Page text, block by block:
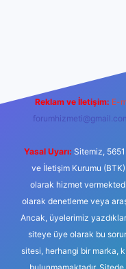
Reklam ve İletişim: E-
Yasal Uyarı: Sitemiz,
ve İletişim Kurumu (BTK)
olarak hizmet
olarak denetleme veya
Ancak, üyelerimiz
siteye üye olarak bu
sitesi, herhangi bir marka,